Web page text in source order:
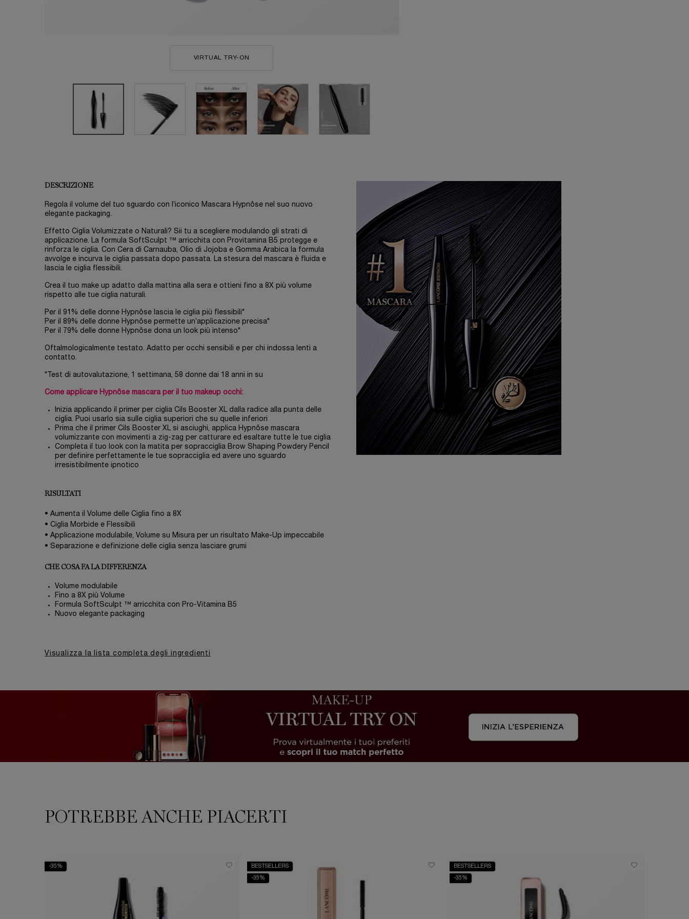
VIRTUAL TRY-ON
DESCRIZIONE
Regola il volume del tuo sguardo con l’iconico Mascara Hypnôse nel suo nuovo
elegante packaging.
Effetto Ciglia Volumizzate o Naturali? Sii tu a scegliere modulando gli strati di
applicazione. La formula SoftSculpt ™ arricchita con Provitamina B5 protegge e
rinforza le ciglia. Con Cera di Carnauba, Olio di Jojoba e Gomma Arabica la formula
avvolge e incurva le ciglia passata dopo passata. La stesura del mascara è fluida e
lascia le ciglia flessibili.
Crea il tuo make up adatto dalla mattina alla sera e ottieni fino a 8X più volume
rispetto alle tue ciglia naturali.
Per il 91% delle donne Hypnôse lascia le ciglia più flessibili*
Per il 89% delle donne Hypnôse permette un’applicazione precisa*
Per il 79% delle donne Hypnôse dona un look più intenso*
Oftalmologicalmente testato. Adatto per occhi sensibili e per chi indossa lenti a
contatto.
*Test di autovalutazione, 1 settimana, 58 donne dai 18 anni in su
Come applicare Hypnôse mascara per il tuo makeup occhi:
Inizia applicando il primer per ciglia Cils Booster XL dalla radice alla punta delle
ciglia. Puoi usarlo sia sulle ciglia superiori che su quelle inferiori
Prima che il primer Cils Booster XL si asciughi, applica Hypnôse mascara
volumizzante con movimenti a zig-zag per catturare ed esaltare tutte le tue ciglia
Completa il tuo look con la matita per sopracciglia Brow Shaping Powdery Pencil
per definire perfettamente le tue sopracciglia ed avere uno sguardo
irresistibilmente ipnotico
RISULTATI
• Aumenta il Volume delle Ciglia fino a 8X
• Ciglia Morbide e Flessibili
• Applicazione modulabile, Volume su Misura per un risultato Make-Up impeccabile
• Separazione e definizione delle ciglia senza lasciare grumi
CHE COSA FA LA DIFFERENZA
Volume modulabile
Fino a 8X più Volume
Formula SoftSculpt ™ arricchita con Pro-Vitamina B5
Nuovo elegante packaging
Visualizza la lista completa degli ingredienti
PDP Slot 1 SectionPOTREBBE ANCHE PIACERTI
-35% BESTSELLERS
-35%
BESTSELLERS
-35%